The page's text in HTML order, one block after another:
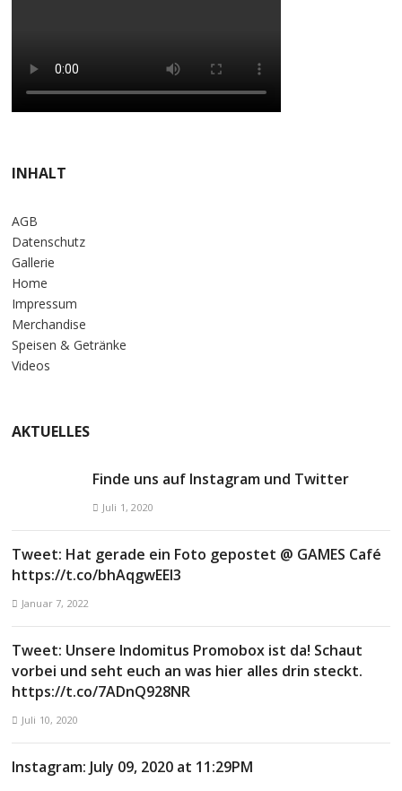
INHALT
AGB
Datenschutz
Gallerie
Home
Impressum
Merchandise
Speisen & Getränke
Videos
AKTUELLES
Finde uns auf Instagram und Twitter
Juli 1, 2020
Tweet: Hat gerade ein Foto gepostet @ GAMES Café
https://t.co/bhAqgwEEl3
Januar 7, 2022
Tweet: Unsere Indomitus Promobox ist da! Schaut
vorbei und seht euch an was hier alles drin steckt.
https://t.co/7ADnQ928NR
Juli 10, 2020
Instagram: July 09, 2020 at 11:29PM